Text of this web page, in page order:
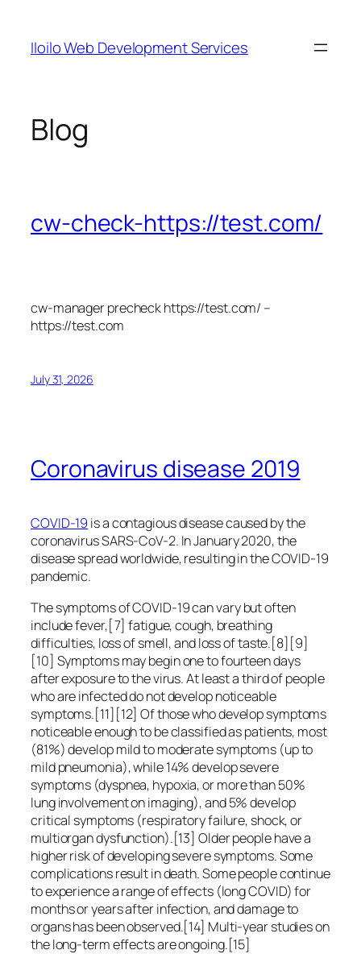
content
Iloilo Web Development Services
Blog
cw-check-https://test.com/
cw-manager precheck https://test.com/ –
https://test.com
July 31, 2026
Coronavirus disease 2019
COVID-19 is a contagious disease caused by the
coronavirus SARS-CoV-2. In January 2020, the
disease spread worldwide, resulting in the COVID-19
pandemic.
The symptoms of COVID‑19 can vary but often
include fever,[7] fatigue, cough, breathing
difficulties, loss of smell, and loss of taste.[8][9]
[10] Symptoms may begin one to fourteen days
after exposure to the virus. At least a third of people
who are infected do not develop noticeable
symptoms.[11][12] Of those who develop symptoms
noticeable enough to be classified as patients, most
(81%) develop mild to moderate symptoms (up to
mild pneumonia), while 14% develop severe
symptoms (dyspnea, hypoxia, or more than 50%
lung involvement on imaging), and 5% develop
critical symptoms (respiratory failure, shock, or
multiorgan dysfunction).[13] Older people have a
higher risk of developing severe symptoms. Some
complications result in death. Some people continue
to experience a range of effects (long COVID) for
months or years after infection, and damage to
organs has been observed.[14] Multi-year studies on
the long-term effects are ongoing.[15]